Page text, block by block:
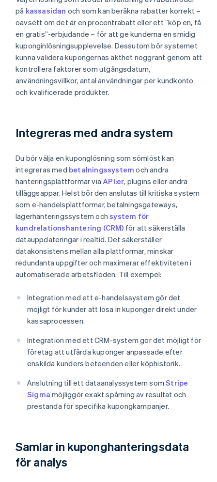
på kassasidan och som kan beräkna rabatter korrekt –
oavsett om det är en procentrabatt eller ett ”köp en, få
en gratis”-erbjudande – för att ge kunderna en smidig
kuponginlösningsupplevelse. Dessutom bör systemet
kunna validera kupongernas äkthet noggrant genom att
kontrollera faktorer som utgångsdatum,
användningsvillkor, antal användningar per kundkonto
och kvalificerade produkter.
Integreras med andra system
Du bör välja en kuponglösning som sömlöst kan
integreras med betalningssystem och andra
hanteringsplattformar viaAPI:er, plugins eller andra
tilläggsappar. Helst bör den anslutas till kritiska system
som e-handelsplattformar, betalningsgateways,
lagerhanteringssystem ochsystem för
kundrelationshantering (CRM) för att säkerställa
datauppdateringar i realtid. Det säkerställer
datakonsistens mellan alla plattformar, minskar
redundanta uppgifter och maximerar effektiviteten i
automatiserade arbetsflöden. Till exempel:
Integration med ett e-handelssystem gör det
möjligt för kunder att lösa in kuponger direkt under
kassaprocessen.
Integration med ett CRM-system gör det möjligt för
företag att utfärda kuponger anpassade efter
enskilda kunders beteenden eller köphistorik.
Anslutning till ett dataanalyssystem somStripe
Sigma möjliggör exakt spårning av resultat och
prestanda för specifika kupongkampanjer.
Samlar in kuponghanteringsdata
för analys